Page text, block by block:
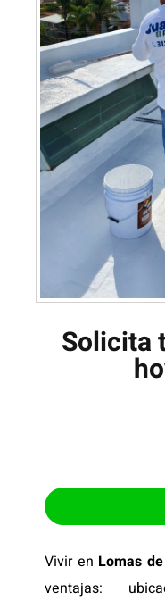
Solicita
Vivir en Lomas
ventajas: